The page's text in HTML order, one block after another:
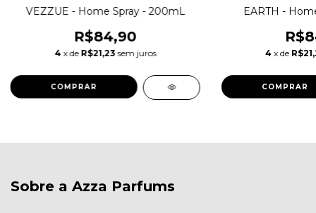
VEZZUE - Home Spray - 200mL
R$84,90
4 x de R$21,23 sem juros
EARTH -
4 x de
Sobre a Azza Parfums